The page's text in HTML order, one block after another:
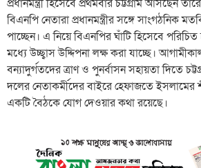
প্রধানমন্ত্রী হিসেবে প্রথমবার চট্টগ্রাম আসছেন
বিএনপি নেতারা প্রধানমন্ত্রীর সঙ্গে সাংগঠনিক
পাচ্ছেন। এ নিয়ে বিএনপির ঘাঁটি হিসেবে পরিচিত
মধ্যে উচ্ছ্বাস উদ্দিপনা লক্ষ করা যাচ্ছে। আগামীকাল
বন্যাদুর্গতদের ত্রাণ ও পুনর্বাসন সহায়তা দিতে
দলের নেতাকর্মীদের বাইরে হেফাজতে ইসলামের
একটি বৈঠকে যোগ দেওয়ার কথা রয়েছে।